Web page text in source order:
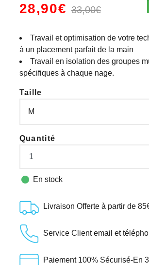
28,90€33,00€
Travail et optimisation de votre
à un placement parfait de la main
Travail en isolation des groupes
spécifiques à chaque nage.
Taille
Quantité
 En stock
Livraison Offerte à partir de
Service Client email et
Paiement 100% Sécurisé-En